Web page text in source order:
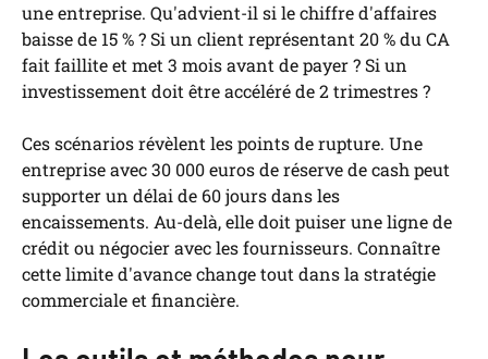
une entreprise. Qu'advient-il si le chiffre d'affaires
baisse de 15 % ? Si un client représentant 20 % du CA
fait faillite et met 3 mois avant de payer ? Si un
investissement doit être accéléré de 2 trimestres ?
Ces scénarios révèlent les points de rupture. Une
entreprise avec 30 000 euros de réserve de cash peut
supporter un délai de 60 jours dans les
encaissements. Au-delà, elle doit puiser une ligne de
crédit ou négocier avec les fournisseurs. Connaître
cette limite d'avance change tout dans la stratégie
commerciale et financière.